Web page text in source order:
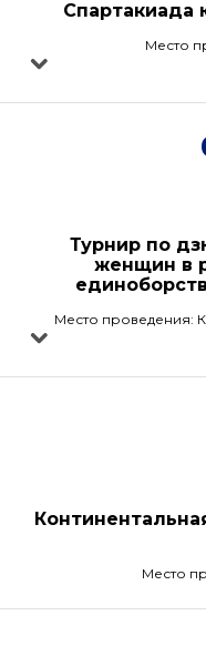
Место
Турнир по
женщин в
Место проведения:
Место